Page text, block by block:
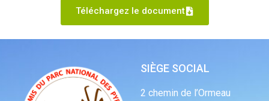
Téléchargez le document
SIÈGE SOCIAL
2 chemin de l’Ormeau